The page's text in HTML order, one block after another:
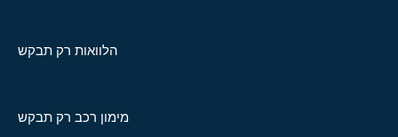
הלוואות רק תבקש
מימון רכב רק תבקש